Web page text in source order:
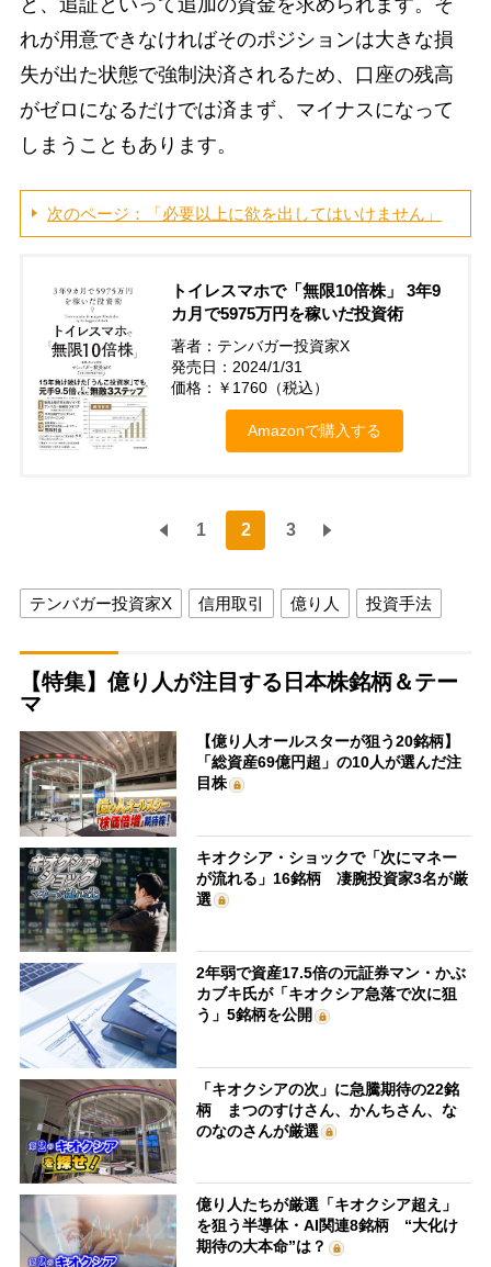
れが用意できなければそのポジションは大きな損
失が出た状態で強制決済されるため、口座の残高
がゼロになるだけでは済まず、マイナスになって
しまうこともあります。
次のページ：「必要以上に欲を出してはいけません」
トイレスマホで「無限10倍株」 3年9
カ月で5975万円を稼いだ投資術
著者：テンバガー投資家X
発売日：2024/1/31
価格：￥1760（税込）
Amazonで購入する
1 2 3
テンバガー投資家X 信用取引 億り人 投資手法
【特集】億り人が注目する日本株銘柄＆テー
マ
【億り人オールスターが狙う20銘柄】
「総資産69億円超」の10人が選んだ注
目株
キオクシア・ショックで「次にマネー
が流れる」16銘柄 凄腕投資家3名が厳
選
2年弱で資産17.5倍の元証券マン・かぶ
カブキ氏が「キオクシア急落で次に狙
う」5銘柄を公開
「キオクシアの次」に急騰期待の22銘
柄 まつのすけさん、かんちさん、な
のなのさんが厳選
億り人たちが厳選「キオクシア超え」
を狙う半導体・AI関連8銘柄 “大化け
期待の大本命”は？